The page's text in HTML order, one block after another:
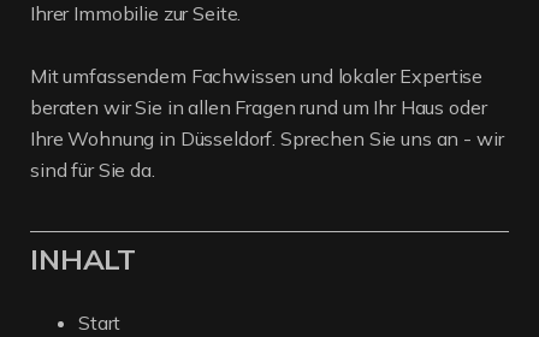
Ihrer Immobilie zur Seite.
Mit umfassendem Fachwissen und lokaler Expertise
beraten wir Sie in allen Fragen rund um Ihr Haus oder
Ihre Wohnung in Düsseldorf. Sprechen Sie uns an - wir
sind für Sie da.
INHALT
Start